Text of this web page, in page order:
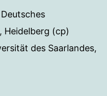
Heidelberg (cp)
des Saarlandes,